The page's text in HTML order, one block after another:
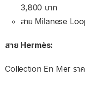
3,800 บาท
สาย Milanese
สาย Hermès:
Collection En Mer รา